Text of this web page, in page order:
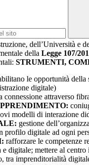
dell’Università e
della Legge 107/
STRUMENTI,
le opportunità
digitale)
connessione attraverso
modelli di interazione
gestione
profilo digitale ad ogni
rafforzare le competenze
digitale; mettere al
tra imprenditorialità